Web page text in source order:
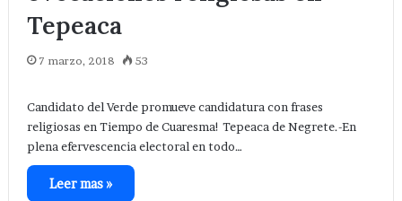
Tepeaca
7 marzo, 2018 53
Candidato del Verde promueve candidatura con frases
religiosas en Tiempo de Cuaresma! Tepeaca de Negrete.-En
plena efervescencia electoral en todo…
Leer mas »